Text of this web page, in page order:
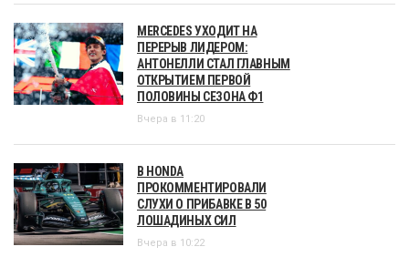
MERCEDES УХОДИТ НА
ПЕРЕРЫВ ЛИДЕРОМ:
АНТОНЕЛЛИ СТАЛ ГЛАВНЫМ
ОТКРЫТИЕМ ПЕРВОЙ
ПОЛОВИНЫ СЕЗОНА Ф1
Вчера в 11:20
В HONDA
ПРОКОММЕНТИРОВАЛИ
СЛУХИ О ПРИБАВКЕ В 50
ЛОШАДИНЫХ СИЛ
Вчера в 10:22